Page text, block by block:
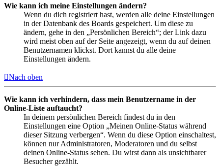
Wie kann ich meine Einstellungen ändern?
Wenn du dich registriert hast, werden alle deine Einstellungen
in der Datenbank des Boards gespeichert. Um diese zu
ändern, gehe in den „Persönlichen Bereich“; der Link dazu
wird meist oben auf der Seite angezeigt, wenn du auf deinen
Benutzernamen klickst. Dort kannst du alle deine
Einstellungen ändern.
Nach oben
Wie kann ich verhindern, dass mein Benutzername in der
Online-Liste auftaucht?
In deinem persönlichen Bereich findest du in den
Einstellungen eine Option „Meinen Online-Status während
dieser Sitzung verbergen“. Wenn du diese Option einschaltest,
können nur Administratoren, Moderatoren und du selbst
deinen Online-Status sehen. Du wirst dann als unsichtbarer
Besucher gezählt.